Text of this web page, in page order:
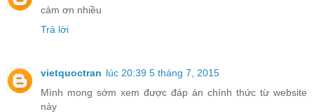
cảm ơn nhiều
Trả lời
vietquoctran lúc 20:39 5 tháng 7, 2015
Mình mong sớm xem được đáp án chính thức từ website
này